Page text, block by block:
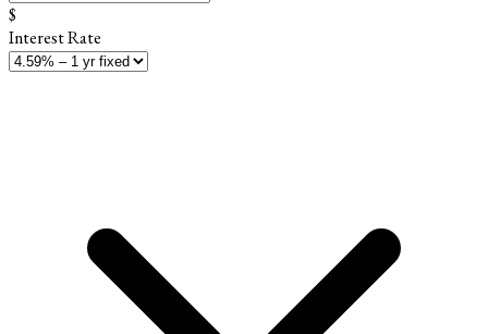
$
Interest Rate